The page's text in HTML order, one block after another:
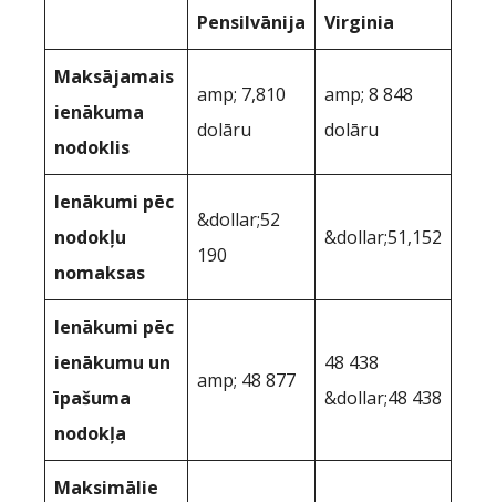
Pensilvānija Virginia
Maksājamais
ienākuma
nodoklis
amp; 7,810
dolāru
amp; 8 848
dolāru
Ienākumi pēc
nodokļu
nomaksas
&dollar;52
190
&dollar;51,152
Ienākumi pēc
ienākumu un
īpašuma
nodokļa
amp; 48 877
48 438
&dollar;48 438
Maksimālie